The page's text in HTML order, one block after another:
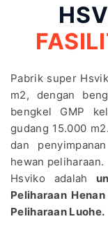
Pabrik super
m2, dengan
bengkel GMP
gudang 15.000
dan
hewan peliharaan.
Hsviko adalah
Peliharaan
Peliharaan Luohe.